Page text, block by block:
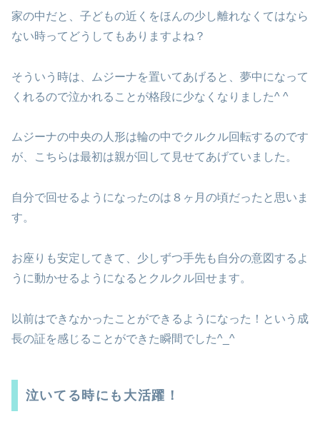
家の中だと、子どもの近くをほんの少し離れなくてはなら
ない時ってどうしてもありますよね？
そういう時は、ムジーナを置いてあげると、夢中になって
くれるので泣かれることが格段に少なくなりました^ ^
ムジーナの中央の人形は輪の中でクルクル回転するのです
が、こちらは最初は親が回して見せてあげていました。
自分で回せるようになったのは８ヶ月の頃だったと思いま
す。
お座りも安定してきて、少しずつ手先も自分の意図するよ
うに動かせるようになるとクルクル回せます。
以前はできなかったことができるようになった！という成
長の証を感じることができた瞬間でした^_^
泣いてる時にも大活躍！